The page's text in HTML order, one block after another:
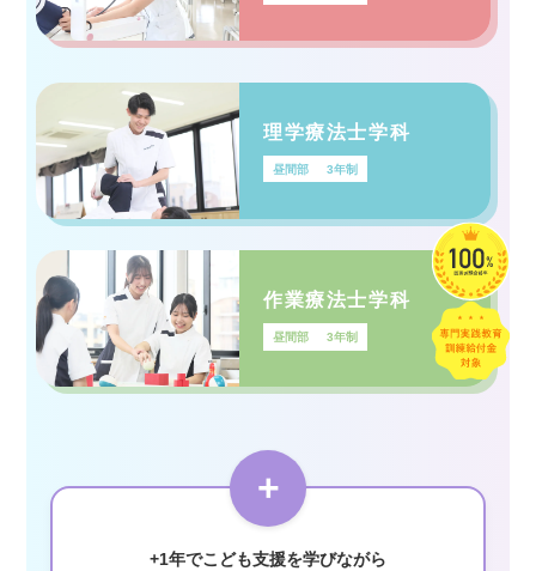
理学療法士学科
昼間部 3年制
作業療法士学科
昼間部 3年制
+
+1年でこども支援を学びながら